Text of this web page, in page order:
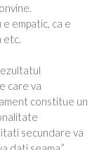
empatic, ca e
etc.
care va
constitue un
secundare va